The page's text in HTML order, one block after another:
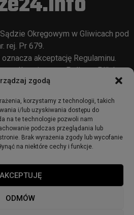
zgodą
korzystamy z technologii, takich
i/lub uzyskiwania dostępu do
na te technologie pozwoli nam
podczas przeglądania lub
Brak wyrażenia zgody lub wycofanie
na niektóre cechy i funkcje.
AKCEPTUJĘ
ODMÓW
Okręgowym w Gliwicach pod
rej. Pr 679.
akceptację Regulaminu.
opisany wPolityce Plików
Cookie
- zabrze24.info.
Polityka cookies